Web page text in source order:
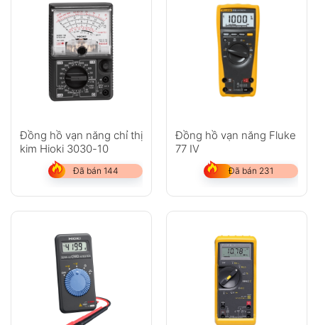
Đồng hồ vạn năng chỉ thị
kim Hioki 3030-10
Đã bán 144
Đồng hồ vạn năng Fluke
77 IV
Đã bán 231